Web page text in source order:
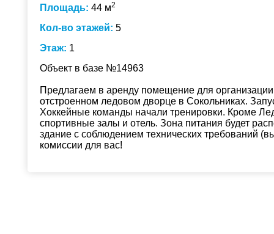
Площадь: 44 м2
Кол-во этажей: 5
Этаж: 1
Объект в базе №14963
Предлагаем в аренду помещение для
отстроенном ледовом дворце в Сокольниках.
Хоккейные команды начали тренировки. Кроме
спортивные залы и отель. Зона питания будет
здание с соблюдением технических требований
комиссии для вас!